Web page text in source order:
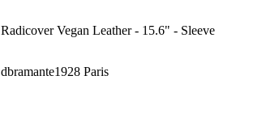
Radicover Vegan Leather - 15.6" - Sleeve
dbramante1928 Paris